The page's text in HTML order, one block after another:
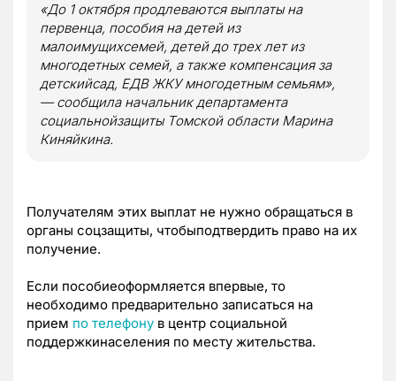
«До 1 октября продлеваются выплаты на
первенца, пособия на детей из
малоимущихсемей, детей до трех лет из
многодетных семей, а также компенсация за
детскийсад, ЕДВ ЖКУ многодетным семьям»,
— сообщила начальник департамента
социальнойзащиты Томской области Марина
Киняйкина.
Получателям этих выплат не нужно обращаться в
органы соцзащиты, чтобыподтвердить право на их
получение.
Если пособиеоформляется впервые, то
необходимо предварительно записаться на
прием по телефону в центр социальной
поддержкинаселения по месту жительства.